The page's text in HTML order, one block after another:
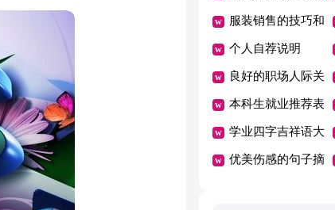
动锻炼
服装销售的技巧和
话术
个人自荐说明
良好的职场人际关
系会带来哪些好处
本科生就业推荐表
获奖情况
学业四字吉祥语大
全
优美伤感的句子摘